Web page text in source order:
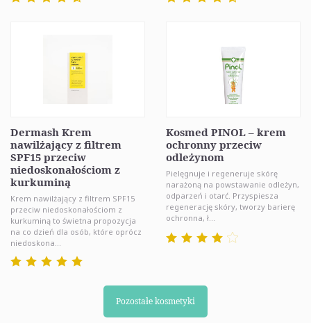
Dermash Krem
nawilżający z filtrem
SPF15 przeciw
niedoskonałościom z
kurkuminą
Krem nawilżający z filtrem SPF15
przeciw niedoskonałościom z
kurkuminą to świetna propozycja
na co dzień dla osób, które oprócz
niedoskona...
Kosmed PINOL – krem
ochronny przeciw
odleżynom
Pielęgnuje i regeneruje skórę
narażoną na powstawanie odleżyn,
odparzeń i otarć. Przyspiesza
regenerację skóry, tworzy barierę
ochronna, ł...
Pozostałe kosmetyki